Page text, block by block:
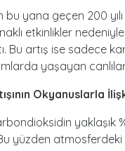
bu yana geçen 200
etkinlikler
Bu artış ise sadece
yaşayan
Okyanuslarla
yaklaşık
yüzden